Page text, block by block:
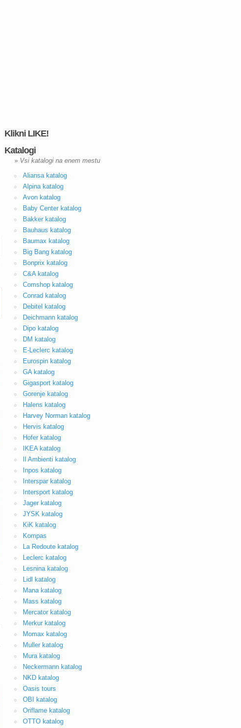
Klikni LIKE!
Katalogi
» Vsi katalogi na enem mestu
Aliansa katalog
Alpina katalog
Avon katalog
Baby Center katalog
Bakker katalog
Bauhaus katalog
Baumax katalog
Big Bang katalog
Bonprix katalog
C&A katalog
Comshop katalog
Conrad katalog
Debitel katalog
Deichmann katalog
Dipo katalog
DM katalog
E-Leclerc katalog
Eurospin katalog
GA katalog
Gigasport katalog
Gorenje katalog
Halens katalog
Harvey Norman katalog
Hervis katalog
Hofer katalog
IKEA katalog
Il Ambienti katalog
Inpos katalog
Interspar katalog
Intersport katalog
Jager katalog
JYSK katalog
KiK katalog
Kompas
La Redoute katalog
Leclerc katalog
Lesnina katalog
Lidl katalog
Mana katalog
Mass katalog
Mercator katalog
Merkur katalog
Momax katalog
Muller katalog
Mura katalog
Neckermann katalog
NKD katalog
Oasis tours
OBI katalog
Oriflame katalog
OTTO katalog